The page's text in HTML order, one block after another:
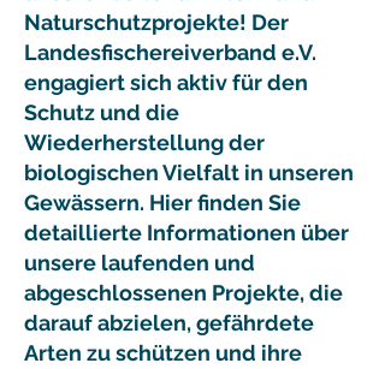
Naturschutzprojekte! Der
Landesfischereiverband e.V.
engagiert sich aktiv für den
Schutz und die
Wiederherstellung der
biologischen Vielfalt in unseren
Gewässern. Hier finden Sie
detaillierte Informationen über
unsere laufenden und
abgeschlossenen Projekte, die
darauf abzielen, gefährdete
Arten zu schützen und ihre